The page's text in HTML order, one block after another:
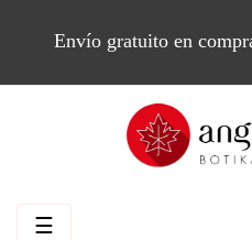
Envío gratuito en
Navegación
☰